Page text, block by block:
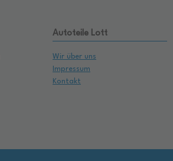
Autoteile Lott
Wir über uns
Impressum
Kontakt